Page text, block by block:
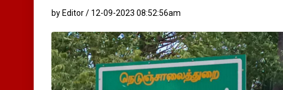
by Editor / 12-09-2023 08:52:56am